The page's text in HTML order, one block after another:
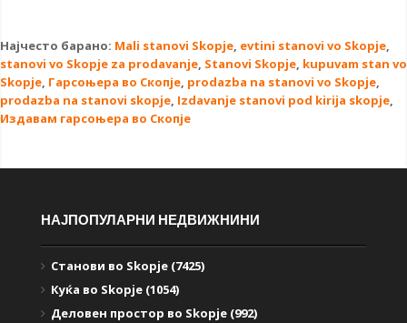
Најчесто барано: Mali stanovi Skopje evtini stanovi vo Skopje
stanovi vo Skopje za prodavanje Stanovi Skopje kupuvam stan vo
Skopje Гарсоњера во Скопје prodazba na stanovi vo Skopje
prodazba na stanovi skopje Izdavanje stanovi pod kirija skopje
Издавам гарсоњера во Скопје
НАЈПОПУЛАРНИ НЕДВИЖНИНИ
Станови во Skopje (7425)
Куќа во Skopje (1054)
Деловен простор во Skopje (992)